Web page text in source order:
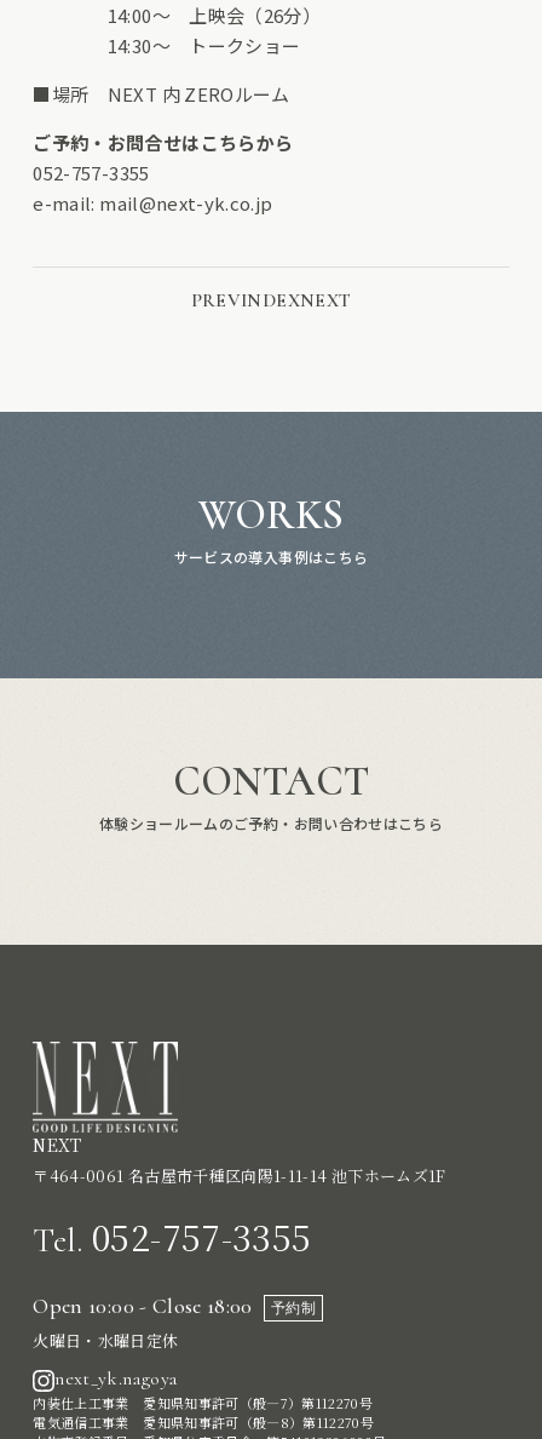
14:00～ 上映会（26分）
14:30～ トークショー
■場所 NEXT 内 ZEROルーム
ご予約・お問合せはこちらから
052-757-3355
e-mail: mail@next-yk.co.jp
PREVINDEXNEXT
WORKS
サービスの導入事例はこちら
CONTACT
体験ショールームのご予約・お問い合わせはこちら
NEXT
〒464-0061 名古屋市千種区向陽1-11-14 池下ホームズ1F
Tel. 052-757-3355
Open 10:00 - Close 18:00 予約制
火曜日・水曜日定休
next_yk.nagoya
内装仕上工事業 愛知県知事許可（般―7）第112270号
電気通信工事業 愛知県知事許可（般―8）第112270号